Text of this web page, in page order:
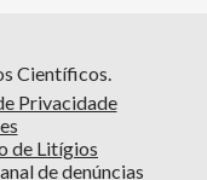
Científicos.
Privacidade
de Litígios
de denúncias